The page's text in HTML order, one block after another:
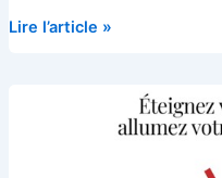
Saint
Lire l’article »